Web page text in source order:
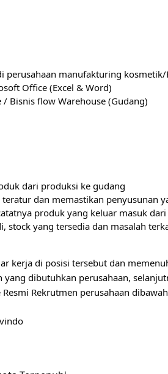
perusahaan manufakturing kosmetik/
Office (Excel & Word)
Bisnis flow Warehouse (Gudang)
dari produksi ke gudang
dan memastikan penyusunan
produk yang keluar masuk
stock yang tersedia dan masalah
kerja di posisi tersebut dan
dibutuhkan perusahaan,
Rekrutmen perusahaan